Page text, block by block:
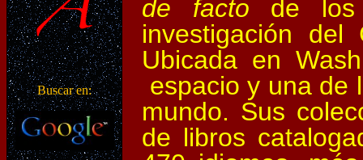
Buscar en:
de facto de los
investigación
Ubicada en
espacio y una de
mundo. Sus
de libros